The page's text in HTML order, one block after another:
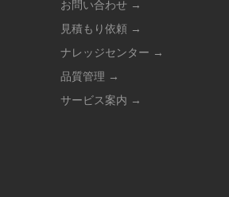
お問い合わせ →
見積もり依頼 →
ナレッジセンター →
品質管理 →
サービス案内 →